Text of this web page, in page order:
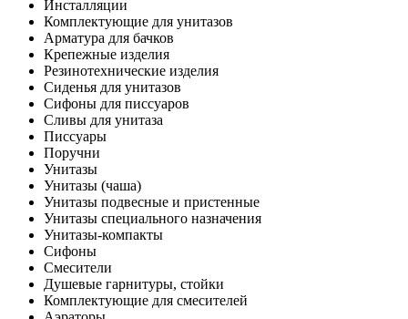
Инсталляции
Комплектующие для унитазов
Арматура для бачков
Крепежные изделия
Резинотехнические изделия
Сиденья для унитазов
Сифоны для писсуаров
Сливы для унитаза
Писсуары
Поручни
Унитазы
Унитазы (чаша)
Унитазы подвесные и пристенные
Унитазы специального назначения
Унитазы-компакты
Сифоны
Смесители
Душевые гарнитуры, стойки
Комплектующие для смесителей